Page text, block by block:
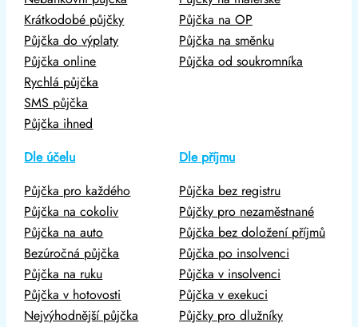
Krátkodobé půjčky
Půjčka do výplaty
Půjčka online
Rychlá půjčka
SMS půjčka
Půjčka ihned
Půjčka na OP
Půjčka na směnku
Půjčka od soukromníka
Dle účelu
Půjčka pro každého
Půjčka na cokoliv
Půjčka na auto
Bezúročná půjčka
Půjčka na ruku
Půjčka v hotovosti
Nejvýhodnější půjčka
Dle příjmu
Půjčka bez registru
Půjčky pro nezaměstnané
Půjčka bez doložení příjmů
Půjčka po insolvenci
Půjčka v insolvenci
Půjčka v exekuci
Půjčky pro dlužníky